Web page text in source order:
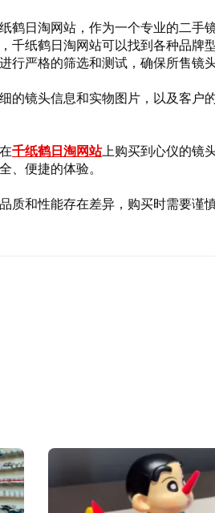
鹤日淘网站，作为一个专业的二手
千纸鹤日淘网站可以找到各种品牌
行严格的筛选和测试，确保所售镜
的镜头信息和实物图片，以及客户
千纸鹤日淘网站上购买到心仪的镜
、便捷的体验。
质和性能存在差异，购买时需要谨